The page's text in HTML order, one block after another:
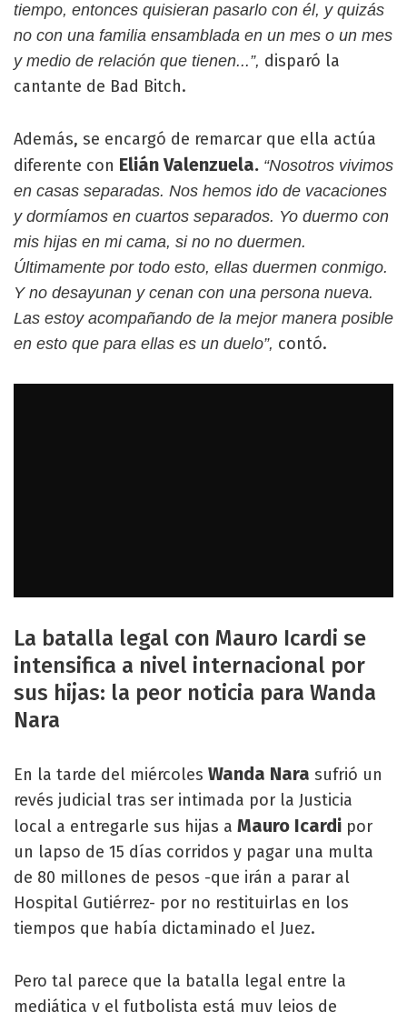
tiempo, entonces quisieran pasarlo con él, y quizás
no con una familia ensamblada en un mes o un mes
y medio de relación que tienen...”, disparó la
cantante de Bad Bitch.
Además, se encargó de remarcar que ella actúa
diferente con Elián Valenzuela. “Nosotros vivimos
en casas separadas. Nos hemos ido de vacaciones
y dormíamos en cuartos separados. Yo duermo con
mis hijas en mi cama, si no no duermen.
Últimamente por todo esto, ellas duermen conmigo.
Y no desayunan y cenan con una persona nueva.
Las estoy acompañando de la mejor manera posible
en esto que para ellas es un duelo”, contó.
La batalla legal con Mauro Icardi se
intensifica a nivel internacional por
sus hijas: la peor noticia para Wanda
Nara
En la tarde del miércoles Wanda Nara sufrió un
revés judicial tras ser intimada por la Justicia
local a entregarle sus hijas a Mauro Icardi por
un lapso de 15 días corridos y pagar una multa
de 80 millones de pesos -que irán a parar al
Hospital Gutiérrez- por no restituirlas en los
tiempos que había dictaminado el Juez.
Pero tal parece que la batalla legal entre la
mediática y el futbolista está muy lejos de